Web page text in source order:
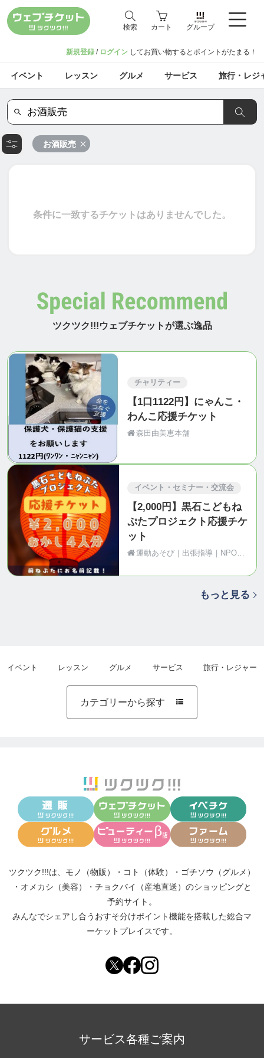
検索 カート グループ
新規登録 / ログイン してお買い物するとポイントがたまる！
イベント レッスン グルメ サービス 旅行・レジ
お酒販売
条件に一致するチケットはありませんでした。
ツクツク!!!ウェブチケットが選ぶ逸品
チャリティー
【1口1122円】にゃんこ・
わんこ応援チケット
森田由美恵本舗
イベント・セミナー・交流会
【2,000円】黒石こどもね
ぷたプロジェクト応援チケ
ット
運動あそび｜出張指導｜NPO法人Motion（青森県黒石市）
もっと見る
イベント レッスン グルメ サービス 旅行・レジャー
カテゴリーから探す 
ツクツク!!!は、 モノ（物販） ・ コト（体験） ・ ゴチソウ（グルメ）
・ オメカシ（美容） ・ チョクバイ（産地直送） のショッピングと
予約サイト。
みんなでシェアし合う おすそ分けポイント機能を搭載した総合マ
ーケットプレイスです。
サービス各種ご案内